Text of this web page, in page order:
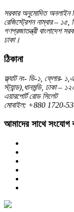
সরকার অনুমোদিত অনলাইন
রেজিস্ট্রেশন নাম্বার – ১৫,
গণপ্রজাতন্ত্রী বাংলাদেশ
ঢাকা।
ঠিকানা
ফ্ল্যাট নং- ডি-১, ফ্লোর-
স্ট্যান্ড),ধানমন্ডি, ঢাকা –
এয়ারপোর্ট রোড সিলেট
মোবাইল: +880 1720-
আমাদের সাথে সংযোগ